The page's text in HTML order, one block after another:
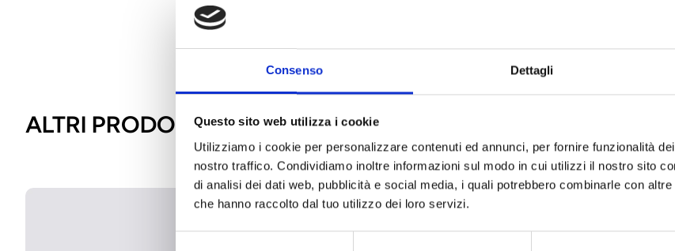
Consenso Dettagli
Questo sito web utilizza i cookie
Utilizziamo i cookie per personalizzare contenuti ed annunci, per fornire funzionalità
nostro traffico. Condividiamo inoltre informazioni sul modo in cui utilizzi il nostro sito
di analisi dei dati web, pubblicità e social media, i quali potrebbero combinarle con
che hanno raccolto dal tuo utilizzo dei loro servizi.
ALTRI PRODOTTI SIMILI